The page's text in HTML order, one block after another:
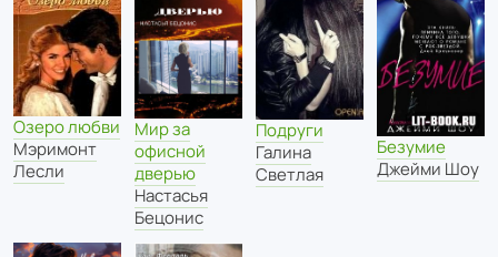
Озеро любви
Мэримонт
Лесли
Мир за
офисной
дверью
Настасья
Бецонис
Подруги
Галина
Светлая
Безумие
Джейми Шоу